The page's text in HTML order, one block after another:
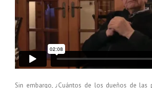
Sin embargo, ¿Cuántos de los dueños de las